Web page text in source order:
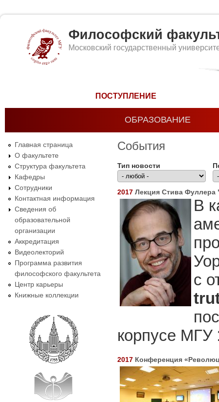
Философский
Московский государственный
ПОСТУПЛЕНИЕ
ОБРАЗОВАНИЕ
Главная страница
О факультете
Структура факультета
Кафедры
Сотрудники
Контактная информация
Сведения об
образовательной
организации
Аккредитация
Видеолекторий
Программа развития
философского факультета
Центр карьеры
Книжные коллекции
События
Тип новости
2017 Лекция Стива Фуллера
В
с
корпусе МГУ
2017 Конференция